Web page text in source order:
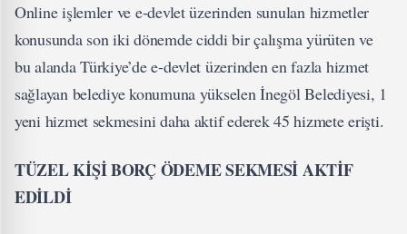
Online işlemler ve e-devlet üzerinden sunulan hizmetler
konusunda son iki dönemde ciddi bir çalışma yürüten ve
bu alanda Türkiye’de e-devlet üzerinden en fazla hizmet
sağlayan belediye konumuna yükselen İnegöl Belediyesi, 1
yeni hizmet sekmesini daha aktif ederek 45 hizmete erişti.
TÜZEL KİŞİ BORÇ ÖDEME SEKMESİ AKTİF
EDİLDİ